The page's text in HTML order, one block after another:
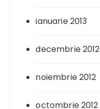
ianuarie 2013
decembrie 2012
noiembrie 2012
octombrie 2012